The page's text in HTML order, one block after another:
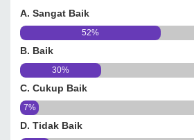
A. Sangat Baik
52%
B. Baik
30%
C. Cukup Baik
7%
D. Tidak Baik